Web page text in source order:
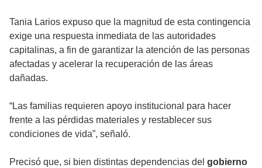
Tania Larios expuso que la magnitud de esta contingencia
exige una respuesta inmediata de las autoridades
capitalinas, a fin de garantizar la atención de las personas
afectadas y acelerar la recuperación de las áreas
dañadas.
“Las familias requieren apoyo institucional para hacer
frente a las pérdidas materiales y restablecer sus
condiciones de vida”, señaló.
Precisó que, si bien distintas dependencias del gobierno